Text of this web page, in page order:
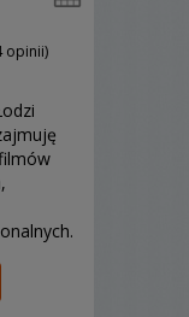
opinii)
tak